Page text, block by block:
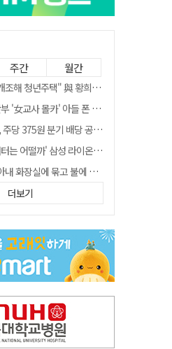
주간 월간
주택" 與 황희…'딸 학비는 年 4200만원'
' 아들 폰 부수고…"처벌 못하는 사안" 내부망에 글
기 배당 공시…"3분기 중 주주환원 방안 확정"
' 삼성 라이온즈, 새 얼굴 투수 미야모리 영입
묶고 불에 달군 공구로 고문…남편 검거
'햇빛 연금 사업' 공약 시동걸어
외기에서 시작된 불… 주택 화재로 번져
구 국공립어린이집 교사 2명 검찰 송치
제 전격 실시…가족 사건 수사 못해
더보기